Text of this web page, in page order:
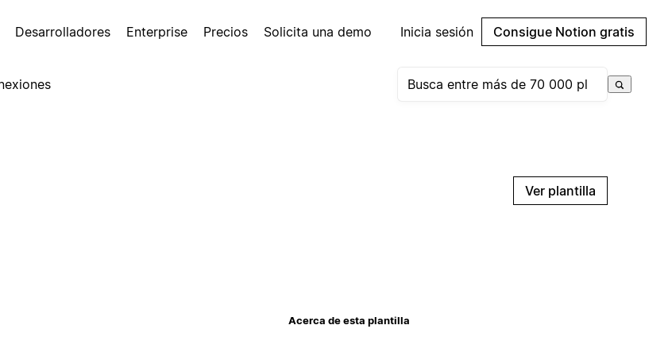
Desarrolladores Enterprise Precios Solicita una demo Inicia sesión Consigue Notion gratis
Ver plantilla
Acerca de esta plantilla